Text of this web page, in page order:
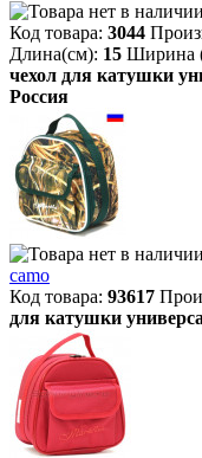
Код товара: 3044
Длина(см): 15 Ширина
чехол для катушки
Россия
camo
Код товара: 93617
для катушки